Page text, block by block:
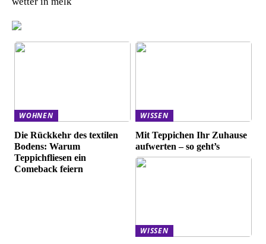
WOHNEN
Die Rückkehr des textilen
Bodens: Warum
Teppichfliesen ein
Comeback feiern
WISSEN
Mit Teppichen Ihr Zuhause
aufwerten – so geht’s
WISSEN